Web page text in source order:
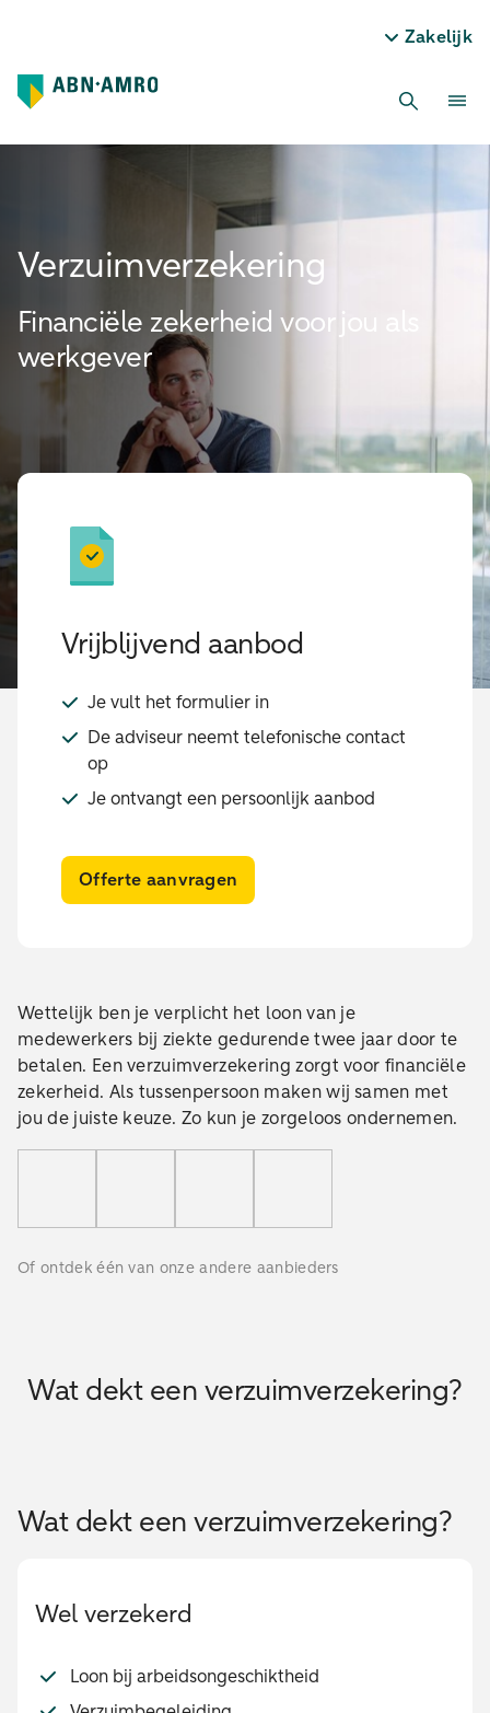
Zakelijk
Verzuim­verzekering
Financiële zekerheid voor jou als
werkgever
Vrijblijvend aanbod
Je vult het formulier in
De adviseur neemt telefonische contact
op
Je ontvangt een persoonlijk aanbod
Offerte aanvragen
Wettelijk ben je verplicht het loon van je
medewerkers bij ziekte gedurende twee jaar door te
betalen. Een verzuimverzekering zorgt voor financiële
zekerheid. Als tussenpersoon maken wij samen met
jou de juiste keuze. Zo kun je zorgeloos ondernemen.
Of ontdek één van onze andere aanbieders
Wat dekt een verzuimverzekering?
Wat dekt een verzuimverzekering?
Wel verzekerd
Loon bij arbeidsongeschiktheid